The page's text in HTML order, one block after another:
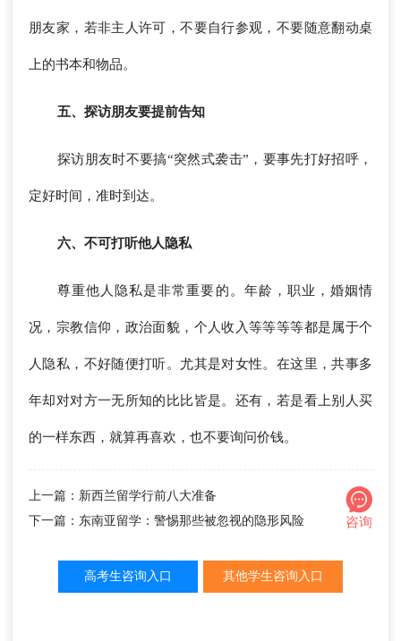
朋友家，若非主人许可，不要自行参观，不要随意翻动桌
上的书本和物品。
五、探访朋友要提前告知
探访朋友时不要搞“突然式袭击”，要事先打好招呼，
定好时间，准时到达。
六、不可打听他人隐私
尊重他人隐私是非常重要的。年龄，职业，婚姻情
况，宗教信仰，政治面貌，个人收入等等等等都是属于个
人隐私，不好随便打听。尤其是对女性。在这里，共事多
年却对对方一无所知的比比皆是。还有，若是看上别人买
的一样东西，就算再喜欢，也不要询问价钱。
上一篇：新西兰留学行前八大准备
下一篇：东南亚留学：警惕那些被忽视的隐形风险
咨询
高考生咨询入口 其他学生咨询入口